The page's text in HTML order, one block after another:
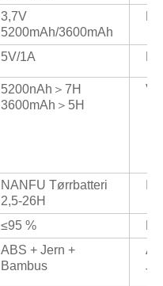
3,7V
5200mAh/3600mAh
5V/1A
5200nAh＞7H
3600mAh＞5H
NANFU Tørrbatteri
2,5-26H
≤95 %
ABS + Jern +
Bambus
Til